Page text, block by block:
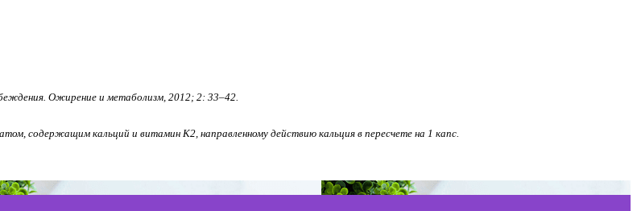
Ожирение и метаболизм, 2012; 2: 33–42.
содержащим кальций и витамин K2, направленному действию кальция в пересчете на 1 капс.